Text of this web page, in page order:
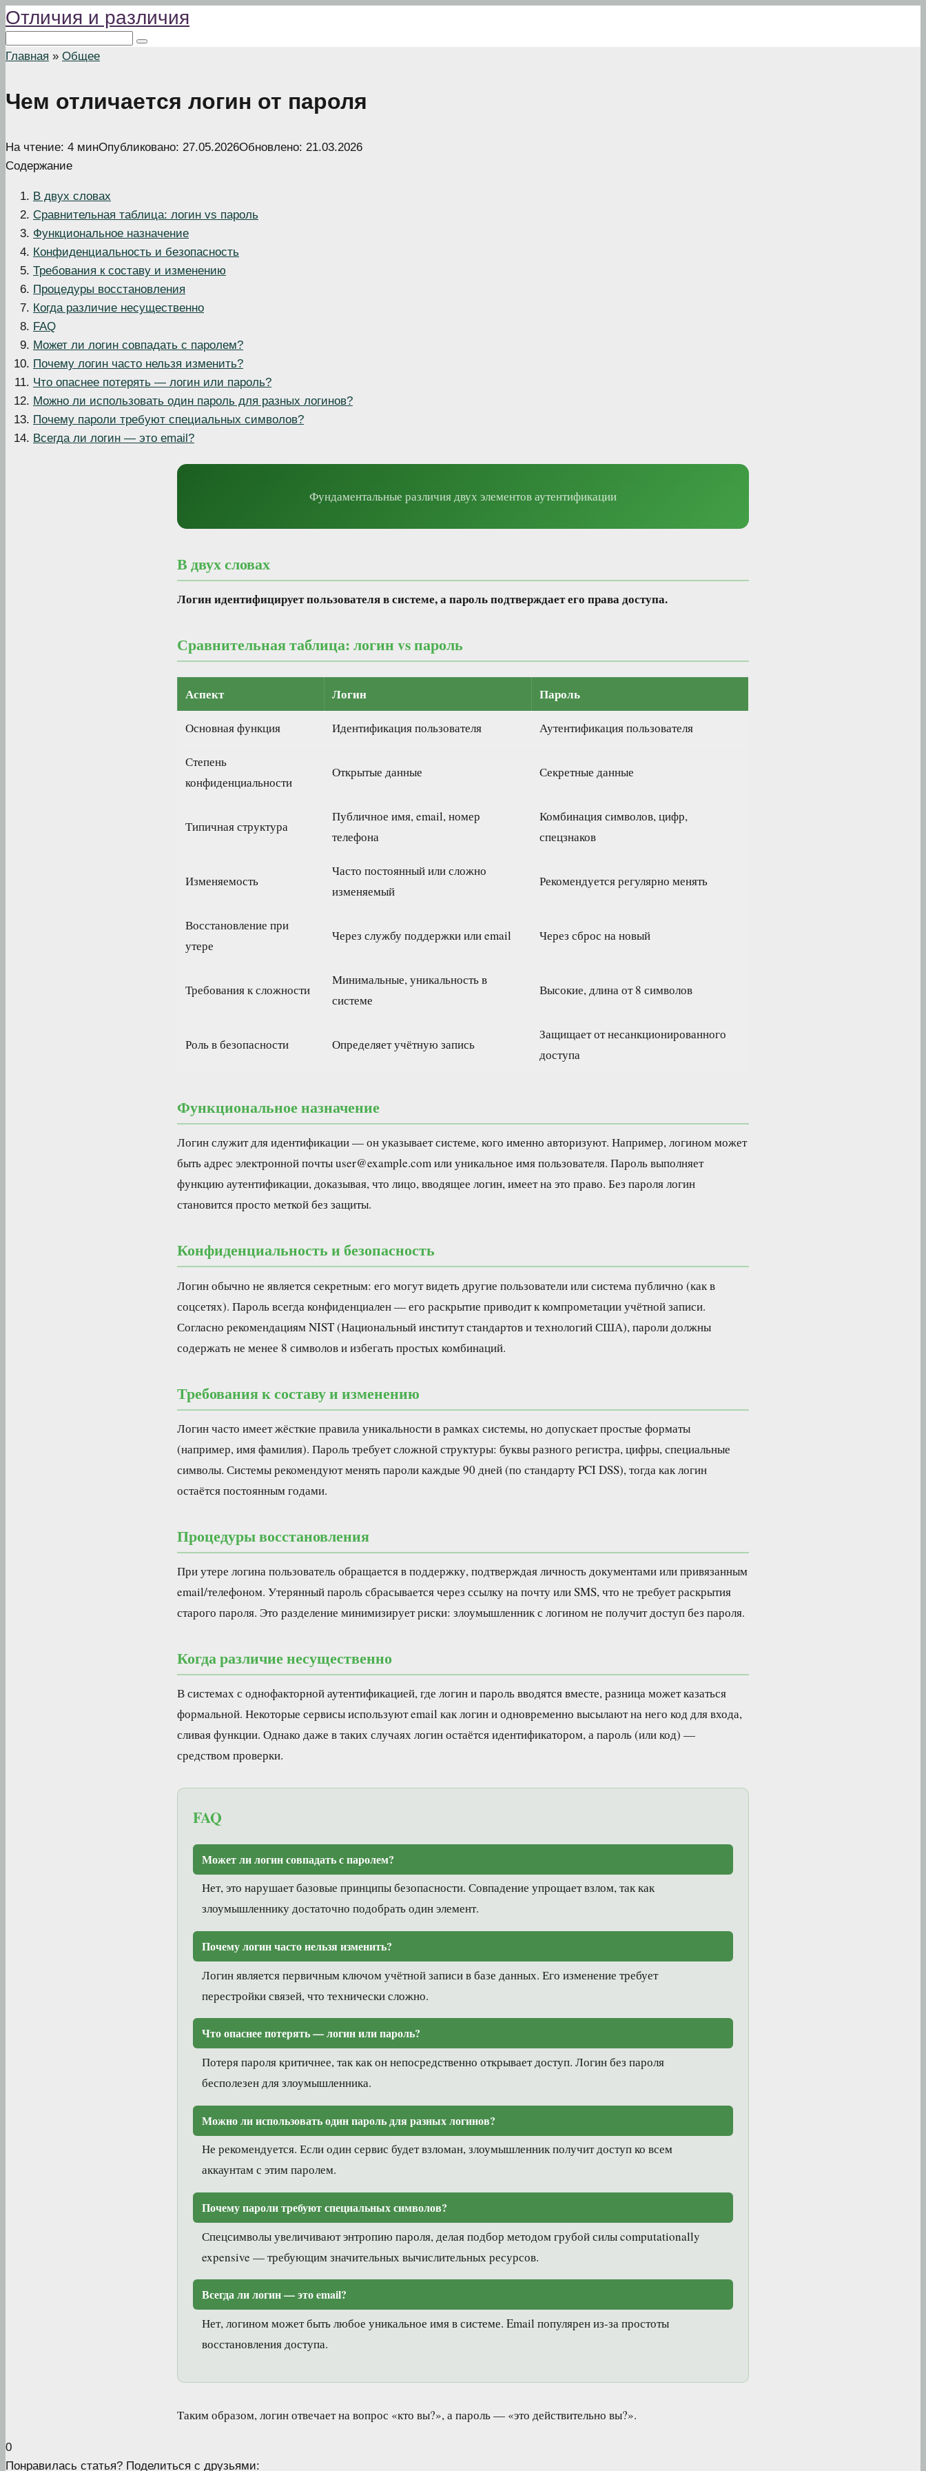
Перейти
к
контенту
Отличия и различия
Главная » Общее
Чем отличается логин от пароля
На чтение: 4 минОпубликовано: 27.05.2026Обновлено: 21.03.2026
Содержание
В двух словах
Сравнительная таблица: логин vs пароль
Функциональное назначение
Конфиденциальность и безопасность
Требования к составу и изменению
Процедуры восстановления
Когда различие несущественно
FAQ
Может ли логин совпадать с паролем?
Почему логин часто нельзя изменить?
Что опаснее потерять — логин или пароль?
Можно ли использовать один пароль для разных логинов?
Почему пароли требуют специальных символов?
Всегда ли логин — это email?
Фундаментальные различия двух элементов аутентификации
В двух словах
Логин идентифицирует пользователя в системе, а пароль подтверждает его права доступа.
Сравнительная таблица: логин vs пароль
Аспект Логин Пароль
Основная функция Идентификация пользователя Аутентификация пользователя
Степень
конфиденциальности
Открытые данные Секретные данные
Типичная структура
Публичное имя, email, номер
телефона
Комбинация символов, цифр,
спецзнаков
Изменяемость
Часто постоянный или сложно
изменяемый
Рекомендуется регулярно менять
Восстановление при
утере
Через службу поддержки или email Через сброс на новый
Требования к сложности
Минимальные, уникальность в
системе
Высокие, длина от 8 символов
Роль в безопасности Определяет учётную запись
Защищает от несанкционированного
доступа
Функциональное назначение
Логин служит для идентификации — он указывает системе, кого именно авторизуют. Например, логином может
быть адрес электронной почты user@example.com или уникальное имя пользователя. Пароль выполняет
функцию аутентификации, доказывая, что лицо, вводящее логин, имеет на это право. Без пароля логин
становится просто меткой без защиты.
Конфиденциальность и безопасность
Логин обычно не является секретным: его могут видеть другие пользователи или система публично (как в
соцсетях). Пароль всегда конфиденциален — его раскрытие приводит к компрометации учётной записи.
Согласно рекомендациям NIST (Национальный институт стандартов и технологий США), пароли должны
содержать не менее 8 символов и избегать простых комбинаций.
Требования к составу и изменению
Логин часто имеет жёсткие правила уникальности в рамках системы, но допускает простые форматы
(например, имя фамилия). Пароль требует сложной структуры: буквы разного регистра, цифры, специальные
символы. Системы рекомендуют менять пароли каждые 90 дней (по стандарту PCI DSS), тогда как логин
остаётся постоянным годами.
Процедуры восстановления
При утере логина пользователь обращается в поддержку, подтверждая личность документами или привязанным
email/телефоном. Утерянный пароль сбрасывается через ссылку на почту или SMS, что не требует раскрытия
старого пароля. Это разделение минимизирует риски: злоумышленник с логином не получит доступ без пароля.
Когда различие несущественно
В системах с однофакторной аутентификацией, где логин и пароль вводятся вместе, разница может казаться
формальной. Некоторые сервисы используют email как логин и одновременно высылают на него код для входа,
сливая функции. Однако даже в таких случаях логин остаётся идентификатором, а пароль (или код) —
средством проверки.
FAQ
Может ли логин совпадать с паролем?
Нет, это нарушает базовые принципы безопасности. Совпадение упрощает взлом, так как
злоумышленнику достаточно подобрать один элемент.
Почему логин часто нельзя изменить?
Логин является первичным ключом учётной записи в базе данных. Его изменение требует
перестройки связей, что технически сложно.
Что опаснее потерять — логин или пароль?
Потеря пароля критичнее, так как он непосредственно открывает доступ. Логин без пароля
бесполезен для злоумышленника.
Можно ли использовать один пароль для разных логинов?
Не рекомендуется. Если один сервис будет взломан, злоумышленник получит доступ ко всем
аккаунтам с этим паролем.
Почему пароли требуют специальных символов?
Спецсимволы увеличивают энтропию пароля, делая подбор методом грубой силы computationally
expensive — требующим значительных вычислительных ресурсов.
Всегда ли логин — это email?
Нет, логином может быть любое уникальное имя в системе. Email популярен из-за простоты
восстановления доступа.
Таким образом, логин отвечает на вопрос «кто вы?», а пароль — «это действительно вы?».
0
Понравилась статья? Поделиться с друзьями: